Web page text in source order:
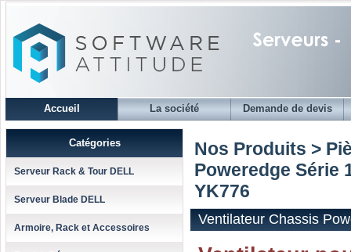
Accueil La société Demande de devis
Catégories
Serveur Rack & Tour DELL
Serveur Blade DELL
Armoire, Rack et Accessoires
Nos Produits >
Poweredge Série
YK776
Ventilateur Chassis